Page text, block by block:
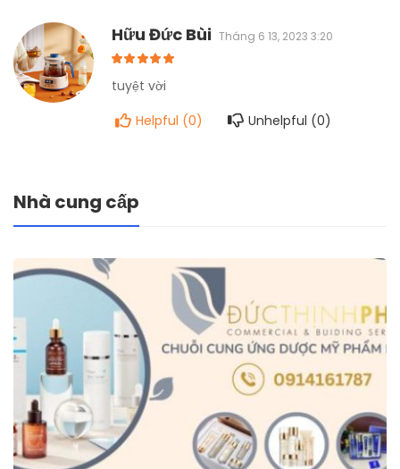
Hữu Đức Bùi Tháng 6 13, 2023 3:20
tuyệt vời
Helpful (0) Unhelpful (0)
Nhà cung cấp